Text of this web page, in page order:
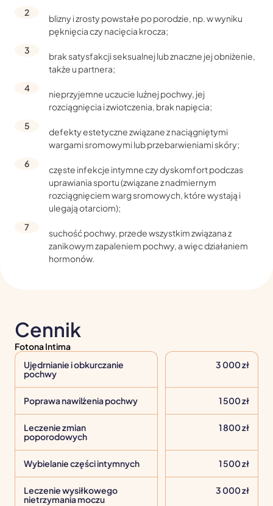
blizny i zrosty powstałe po porodzie, np. w wyniku
pęknięcia czy nacięcia krocza;
brak satysfakcji seksualnej lub znaczne jej obniżenie,
także u partnera;
nieprzyjemne uczucie luźnej pochwy, jej
rozciągnięcia i zwiotczenia, brak napięcia;
defekty estetyczne związane z naciągniętymi
wargami sromowymi lub przebarwieniami skóry;
częste infekcje intymne czy dyskomfort podczas
uprawiania sportu (związane z nadmiernym
rozciągnięciem warg sromowych, które wystają i
ulegają otarciom);
suchość pochwy, przede wszystkim związana z
zanikowym zapaleniem pochwy, a więc działaniem
hormonów.
obkurczenie pochwy, obniżenie rozluźnienia,
wyleczenie łagodnego i umiarkowanego
poprawa wyglądu pochwy i warg sromowych
wybielenie i rozjaśnienie okolic intymnych;
redukcja poporodowych blizn i zrostów;
zwiększenie nawilżenia pochwy;
krążenia, onkologiczne;
Cennik
Fotona Intima
Ujędrnianie i obkurczanie
pochwy
3 000 zł
Poprawa nawilżenia pochwy 1 500 zł
Leczenie zmian
poporodowych
1 800 zł
Wybielanie części intymnych 1 500 zł
Leczenie wysiłkowego
nietrzymania moczu
3 000 zł